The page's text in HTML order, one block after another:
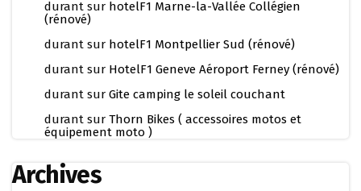
durant sur hotelF1 Marne-la-Vallée Collégien
(rénové)
durant sur hotelF1 Montpellier Sud (rénové)
durant sur HotelF1 Geneve Aéroport Ferney (rénové)
durant sur Gite camping le soleil couchant
durant sur Thorn Bikes ( accessoires motos et
équipement moto )
Archives